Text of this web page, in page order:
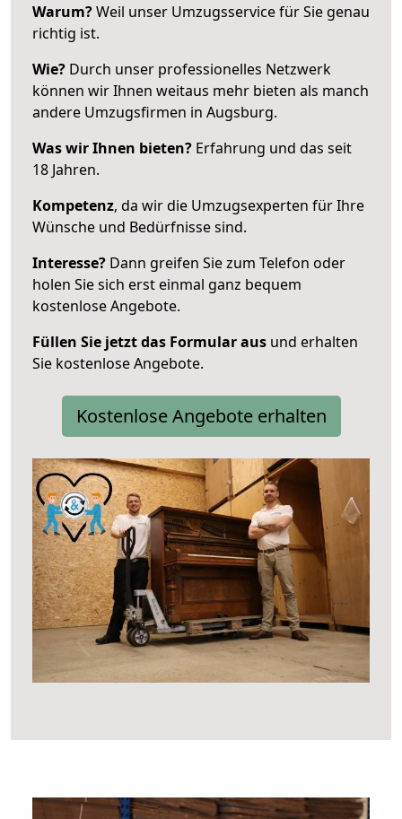
Warum?Weil unser Umzugsservice für Sie genau
richtig ist.
Wie? Durch unser professionelles Netzwerk
können wir Ihnen weitaus mehr bieten als manch
andere Umzugsfirmen in Augsburg.
Was wir Ihnen bieten? Erfahrung und das seit
18 Jahren.
Kompetenz, da wir die Umzugsexperten für Ihre
Wünsche und Bedürfnisse sind.
Interesse? Dann greifen Sie zum Telefon oder
holen Sie sich erst einmal ganz bequem
kostenlose Angebote.
Füllen Sie jetzt das Formular aus und erhalten
Sie kostenlose Angebote.
Kostenlose Angebote erhalten